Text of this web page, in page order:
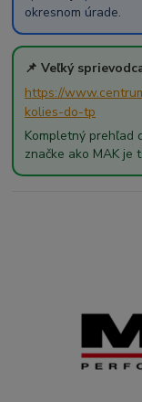
okresnom úrade.
📌 Veľký
https://
kolies-do-tp
Kompletný prehľad
značke ako MAK je